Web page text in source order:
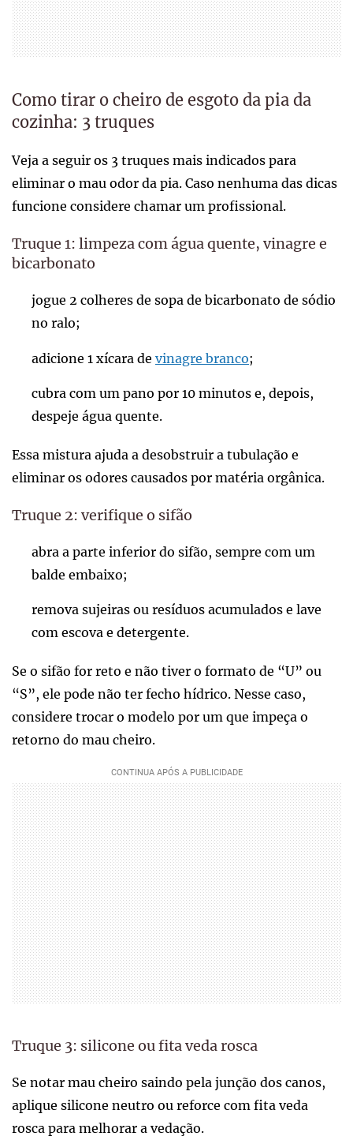
Como tirar o cheiro de esgoto da pia da
cozinha: 3 truques
Veja a seguir os 3 truques mais indicados para
eliminar o mau odor da pia. Caso nenhuma das dicas
funcione considere chamar um profissional.
Truque 1: limpeza com água quente, vinagre e
bicarbonato
jogue 2 colheres de sopa de bicarbonato de sódio
no ralo;
adicione 1 xícara de vinagre branco;
cubra com um pano por 10 minutos e, depois,
despeje água quente.
Essa mistura ajuda a desobstruir a tubulação e
eliminar os odores causados por matéria orgânica.
Truque 2: verifique o sifão
abra a parte inferior do sifão, sempre com um
balde embaixo;
remova sujeiras ou resíduos acumulados e lave
com escova e detergente.
Se o sifão for reto e não tiver o formato de “U” ou
“S”, ele pode não ter fecho hídrico. Nesse caso,
considere trocar o modelo por um que impeça o
retorno do mau cheiro.
Truque 3: silicone ou fita veda rosca
Se notar mau cheiro saindo pela junção dos canos,
aplique silicone neutro ou reforce com fita veda
rosca para melhorar a vedação.